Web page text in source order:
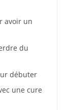
avoir un
du
débuter
une cure